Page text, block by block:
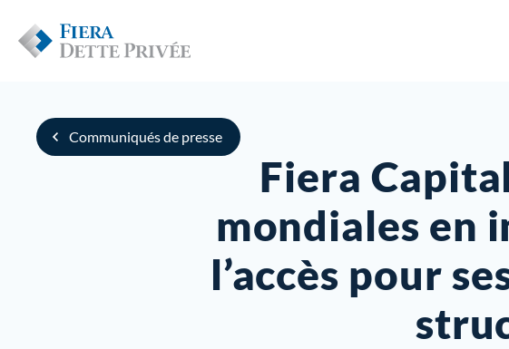
Communiqués de presse
Fiera
mondiales en
l’accès pour